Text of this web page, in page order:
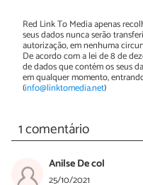
Red Link To Media apenas
seus dados nunca serão
autorização, em nenhuma
De acordo com a lei de 8 de
de dados que contém os seus
em qualquer momento,
(info@linktomedia.net)
1 comentário
Anilse De col
25/10/2021